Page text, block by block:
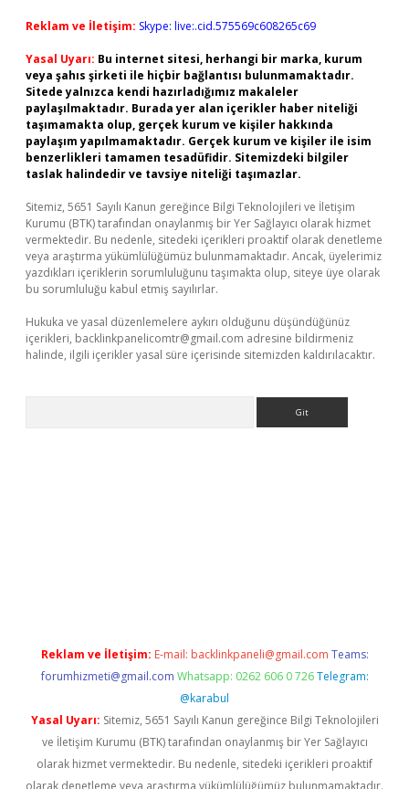
Reklam ve İletişim: Skype: live:.cid.575569c608265c69
Yasal Uyarı: Bu internet sitesi, herhangi bir marka, kurum
veya şahıs şirketi ile hiçbir bağlantısı bulunmamaktadır.
Sitede yalnızca kendi hazırladığımız makaleler
paylaşılmaktadır. Burada yer alan içerikler haber niteliği
taşımamakta olup, gerçek kurum ve kişiler hakkında
paylaşım yapılmamaktadır. Gerçek kurum ve kişiler ile isim
benzerlikleri tamamen tesadüfidir. Sitemizdeki bilgiler
taslak halindedir ve tavsiye niteliği taşımazlar.
Sitemiz, 5651 Sayılı Kanun gereğince Bilgi Teknolojileri ve İletişim
Kurumu (BTK) tarafından onaylanmış bir Yer Sağlayıcı olarak hizmet
vermektedir. Bu nedenle, sitedeki içerikleri proaktif olarak denetleme
veya araştırma yükümlülüğümüz bulunmamaktadır. Ancak, üyelerimiz
yazdıkları içeriklerin sorumluluğunu taşımakta olup, siteye üye olarak
bu sorumluluğu kabul etmiş sayılırlar.
Hukuka ve yasal düzenlemelere aykırı olduğunu düşündüğünüz
içerikleri, backlinkpanelicomtr@gmail.com adresine bildirmeniz
halinde, ilgili içerikler yasal süre içerisinde sitemizden kaldırılacaktır.
Reklam ve İletişim: E-mail: backlinkpaneli@gmail.com Teams:
forumhizmeti@gmail.com Whatsapp: 0262 606 0 726 Telegram:
@karabul
Yasal Uyarı: Sitemiz, 5651 Sayılı Kanun gereğince Bilgi Teknolojileri
ve İletişim Kurumu (BTK) tarafından onaylanmış bir Yer Sağlayıcı
olarak hizmet vermektedir. Bu nedenle, sitedeki içerikleri proaktif
olarak denetleme veya araştırma yükümlülüğümüz bulunmamaktadır.